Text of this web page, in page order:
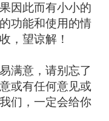
因此而有小小的
功能和使用的情
，望谅解！
满意，请别忘了
或有任何意见或
们，一定会给你